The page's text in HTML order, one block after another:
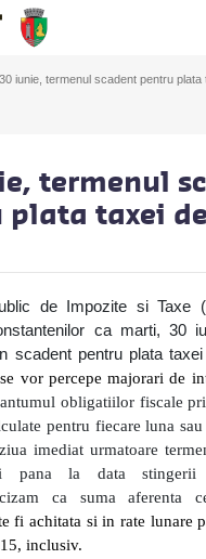
30 iunie, termenul scadent pentru plata
termenul
plata taxei
de Impozite si Taxe
ca marti, 30
scadent pentru plata
se vor percepe majorari de
obligatiilor fiscale
pentru fiecare luna
imediat urmatoare
pana la data stingerii
ca suma aferenta
fi achitata si in rate lunare
inclusiv.